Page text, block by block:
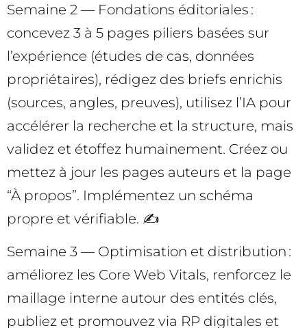
Semaine 2 — Fondations éditoriales :
concevez 3 à 5 pages piliers basées sur
l’expérience (études de cas, données
propriétaires), rédigez des briefs enrichis
(sources, angles, preuves), utilisez l’IA pour
accélérer la recherche et la structure, mais
validez et étoffez humainement. Créez ou
mettez à jour les pages auteurs et la page
“À propos”. Implémentez un schéma
propre et vérifiable. ✍️
Semaine 3 — Optimisation et distribution :
améliorez les Core Web Vitals, renforcez le
maillage interne autour des entités clés,
publiez et promouvez via RP digitales et